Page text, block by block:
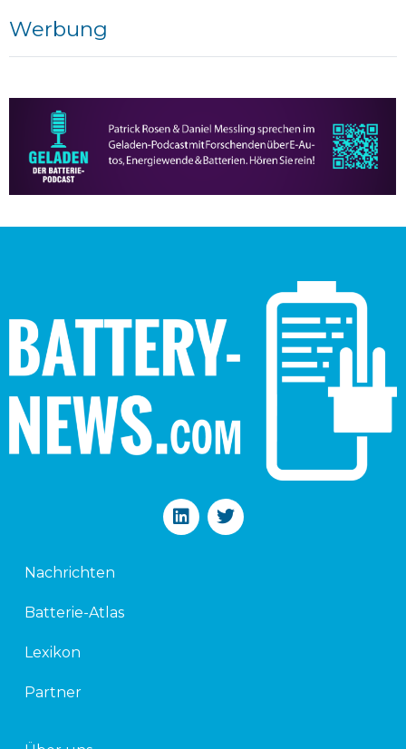
Werbung
L
i
T
w
Nachrichten
Batterie-Atlas
Lexikon
Partner